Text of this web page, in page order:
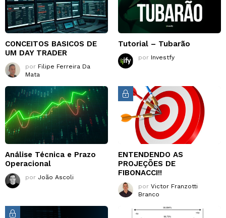
CONCEITOS BASICOS DE
UM DAY TRADER
por Filipe Ferreira Da
Mata
Tutorial – Tubarão
por Investfy
Análise Técnica e Prazo
Operacional
por João Ascoli
ENTENDENDO AS
PROJEÇÕES DE
FIBONACCI!!
por Victor Franzotti
Branco